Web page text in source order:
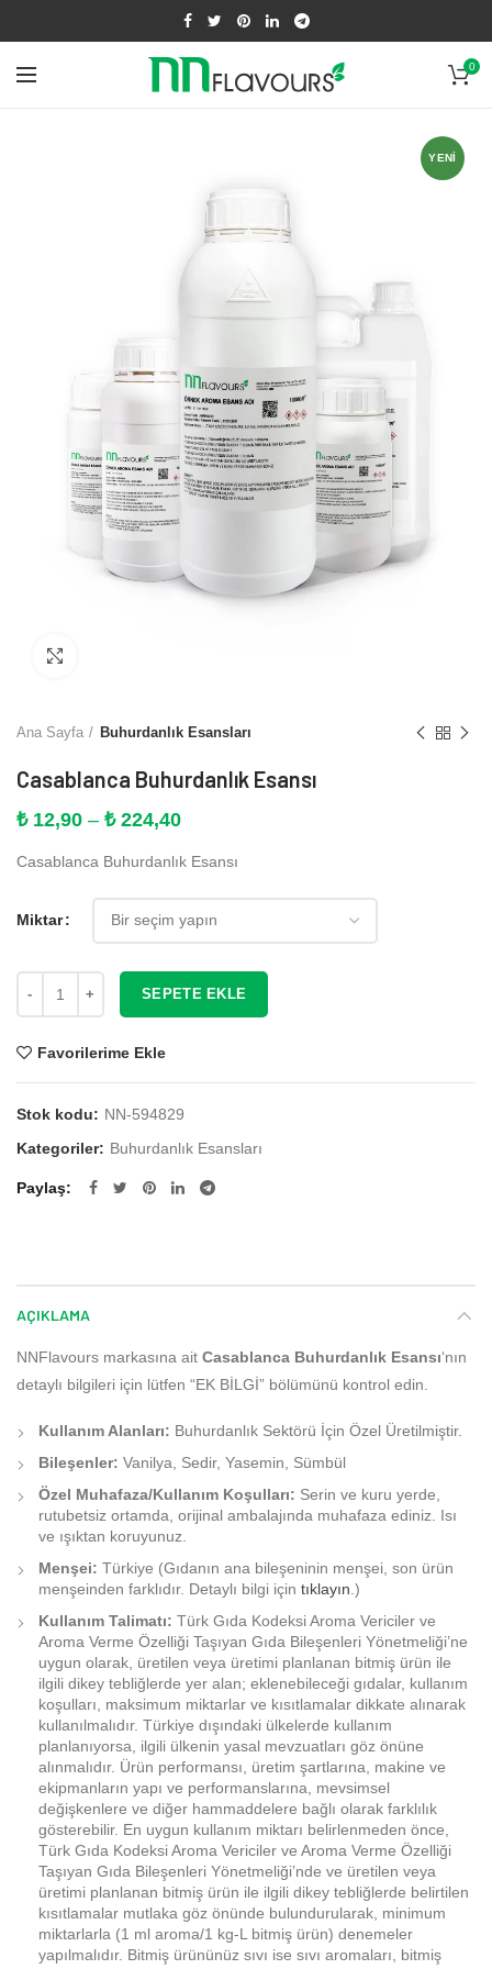
0
YENI
Ana Sayfa Buhurdanlık Esansları
Casablanca Buhurdanlık Esansı
₺12,90 – ₺224,40Fiyat
₺ 12,90
Casablanca Buhurdanlık Esansı
Miktar
SEPETE EKLE
Favorilerime Ekle
Stok kodu: NN-594829
Kategoriler: Buhurdanlık Esansları
Paylaş
AÇIKLAMA
NNFlavours markasına ait Casablanca Buhurdanlık Esansı‘nın
detaylı bilgileri için lütfen “EK BİLGİ” bölümünü kontrol edin.
Kullanım Alanları: Buhurdanlık Sektörü İçin Özel Üretilmiştir.
Bileşenler: Vanilya, Sedir, Yasemin, Sümbül
Özel Muhafaza/Kullanım Koşulları: Serin ve kuru yerde,
rutubetsiz ortamda, orijinal ambalajında muhafaza ediniz. Isı
ve ışıktan koruyunuz.
Menşei: Türkiye (Gıdanın ana bileşeninin menşei, son ürün
menşeinden farklıdır. Detaylı bilgi için tıklayın .)
Kullanım Talimatı: Türk Gıda Kodeksi Aroma Vericiler ve
Aroma Verme Özelliği Taşıyan Gıda Bileşenleri Yönetmeliği’ne
uygun olarak, üretilen veya üretimi planlanan bitmiş ürün ile
ilgili dikey tebliğlerde yer alan; eklenebileceği gıdalar, kullanım
koşulları, maksimum miktarlar ve kısıtlamalar dikkate alınarak
kullanılmalıdır. Türkiye dışındaki ülkelerde kullanım
planlanıyorsa, ilgili ülkenin yasal mevzuatları göz önüne
alınmalıdır. Ürün performansı, üretim şartlarına, makine ve
ekipmanların yapı ve performanslarına, mevsimsel
değişkenlere ve diğer hammaddelere bağlı olarak farklılık
gösterebilir. En uygun kullanım miktarı belirlenmeden önce,
Türk Gıda Kodeksi Aroma Vericiler ve Aroma Verme Özelliği
Taşıyan Gıda Bileşenleri Yönetmeliği’nde ve üretilen veya
üretimi planlanan bitmiş ürün ile ilgili dikey tebliğlerde belirtilen
kısıtlamalar mutlaka göz önünde bulundurularak, minimum
miktarlarla (1 ml aroma/1 kg-L bitmiş ürün) denemeler
yapılmalıdır. Bitmiş ürününüz sıvı ise sıvı aromaları, bitmiş